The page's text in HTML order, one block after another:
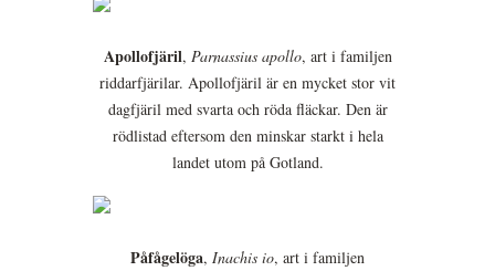
Apollofjäril, Parnassius apollo, art i familjen
riddarfjärilar. Apollofjäril är en mycket stor vit
dagfjäril med svarta och röda fläckar. Den är
rödlistad eftersom den minskar starkt i hela
landet utom på Gotland.
Påfågelöga, Inachis io, art i familjen